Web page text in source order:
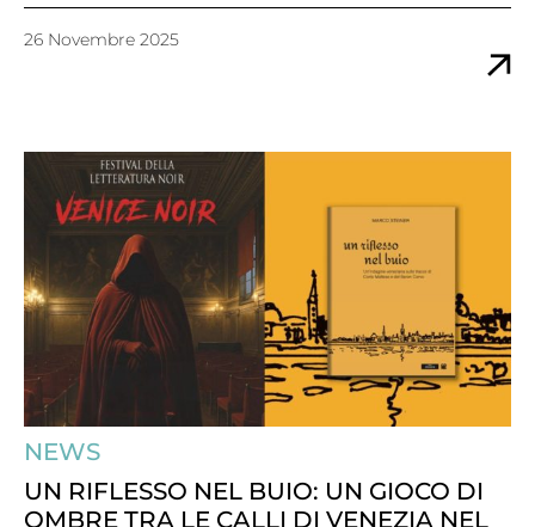
26 Novembre 2025
NEWS
UN RIFLESSO NEL BUIO: UN GIOCO DI
OMBRE TRA LE CALLI DI VENEZIA NEL